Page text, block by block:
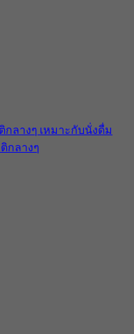
ลางๆ เหมาะกับนั่งดื่ม
กลางๆ